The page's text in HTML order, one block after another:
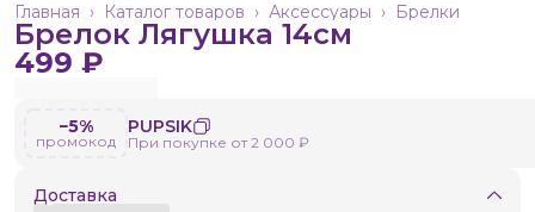
Брелки
Аксессуары ›
Каталог товаров ›
Главная ›
Брелок Лягушка 14см
499 ₽
−5%
промокод
PUPSIK
При покупке от 2 000 ₽
Доставка